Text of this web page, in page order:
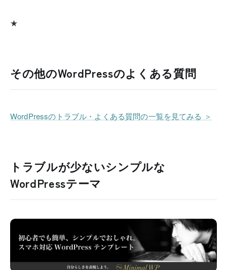
★
その他のWordPressのよくある質問
WordPressのトラブル・よくある質問の一覧を見てみる ＞
トラブルが少ないシンプルな
WordPressテーマ